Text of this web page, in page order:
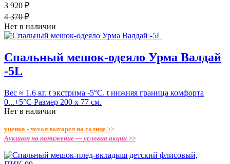
3 920 ₽
4 370 ₽
Нет в наличии
Спальный мешок-одеяло Урма Валдай
-5L
Вес ≈ 1.6 кг. t экстрима -5°С. t нижняя граница комфорта
0...+5°С Размер 200 х 77 см.
Нет в наличии
уценка - чехол выгорел на солнце >>
Аукцион на понижение — условия акции >>